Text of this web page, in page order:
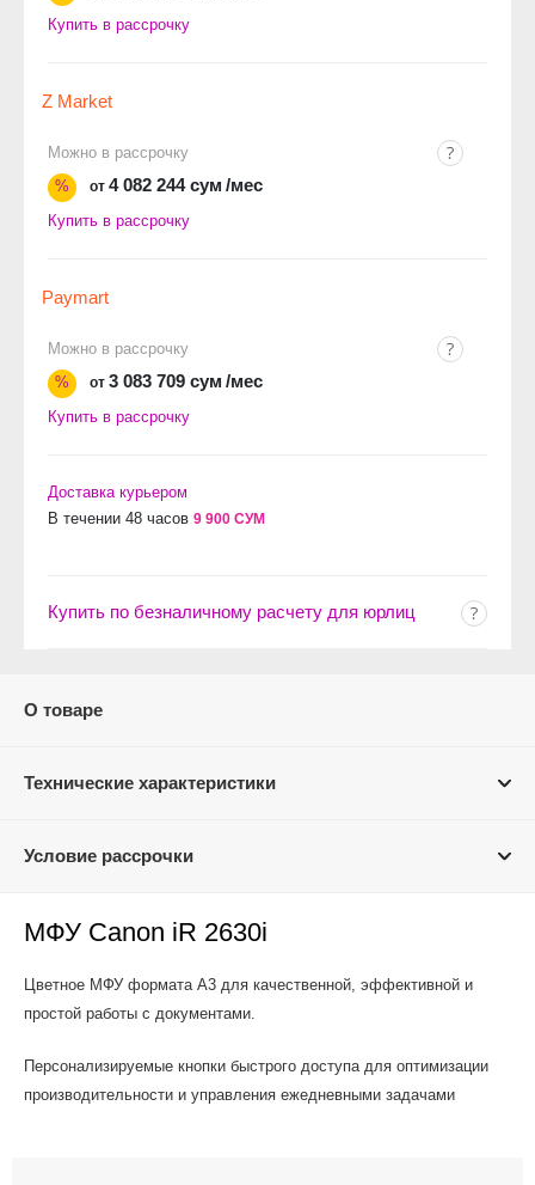
Купить в рассрочку
Z Market
Можно в рассрочку
%
от 4 082 244 сум /мес
Купить в рассрочку
Paymart
Можно в рассрочку
%
от 3 083 709 сум /мес
Купить в рассрочку
Доставка курьером
В течении 48 часов 9 900 СУМ
Купить по безналичному расчету для юрлиц
О товаре
Технические характеристики
Условие рассрочки
МФУ Canon iR 2630i
Цветное МФУ формата A3 для качественной, эффективной и
простой работы с документами.
Персонализируемые кнопки быстрого доступа для оптимизации
производительности и управления ежедневными задачами